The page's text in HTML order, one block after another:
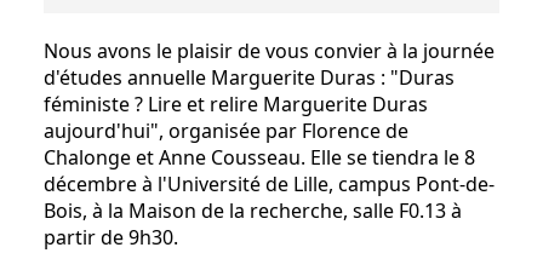
Nous avons le plaisir de vous convier à la journée
d'études annuelle Marguerite Duras : "Duras
féministe ? Lire et relire Marguerite Duras
aujourd'hui", organisée par Florence de
Chalonge et Anne Cousseau. Elle se tiendra le 8
décembre à l'Université de Lille, campus Pont-de-
Bois, à la Maison de la recherche, salle F0.13 à
partir de 9h30.